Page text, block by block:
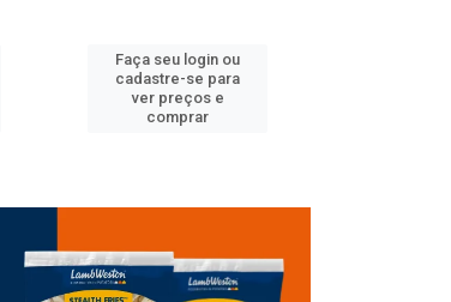
Faça seu login ou
cadastre-se para
ver preços e
comprar